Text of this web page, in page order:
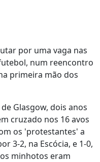
por uma vaga nas
num reencontro
primeira mão dos
Glasgow, dois anos
cruzado nos 16 avos
os 'protestantes' a
3-2, na Escócia, e 1-0,
minhotos eram